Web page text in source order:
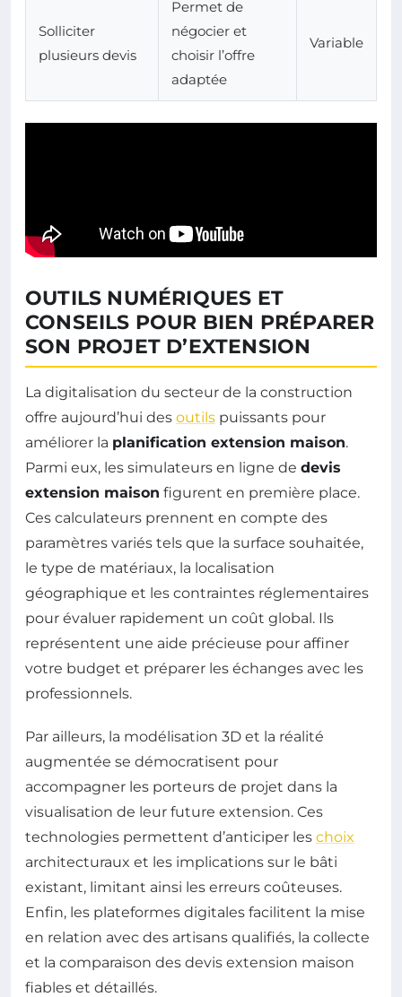
Solliciter
plusieurs devis
Permet de
négocier et
choisir l’offre
adaptée
Variable
OUTILS NUMÉRIQUES ET
CONSEILS POUR BIEN PRÉPARER
SON PROJET D’EXTENSION
La digitalisation du secteur de la construction
offre aujourd’hui des outils puissants pour
améliorer la planification extension maison.
Parmi eux, les simulateurs en ligne de devis
extension maison figurent en première place.
Ces calculateurs prennent en compte des
paramètres variés tels que la surface souhaitée,
le type de matériaux, la localisation
géographique et les contraintes réglementaires
pour évaluer rapidement un coût global. Ils
représentent une aide précieuse pour affiner
votre budget et préparer les échanges avec les
professionnels.
Par ailleurs, la modélisation 3D et la réalité
augmentée se démocratisent pour
accompagner les porteurs de projet dans la
visualisation de leur future extension. Ces
technologies permettent d’anticiper les choix
architecturaux et les implications sur le bâti
existant, limitant ainsi les erreurs coûteuses.
Enfin, les plateformes digitales facilitent la mise
en relation avec des artisans qualifiés, la collecte
et la comparaison des devis extension maison
fiables et détaillés.